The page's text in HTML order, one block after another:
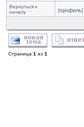
Вернуться к
началу
[профиль]
Страница 1 из 1